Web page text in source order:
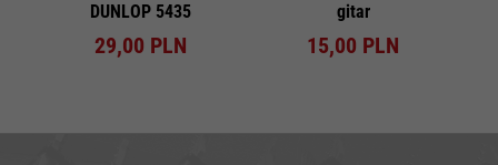
DUNLOP 5435
29,00 PLN
gitar
15,00 PLN